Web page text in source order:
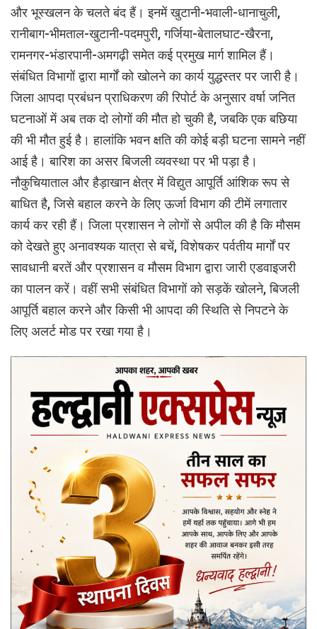
और भूस्खलन के चलते बंद हैं। इनमें खुटानी-भवाली-धानाचुली,
रानीबाग-भीमताल-खुटानी-पदमपुरी, गर्जिया-बेतालघाट-खैरना,
रामनगर-भंडारपानी-अमगढ़ी समेत कई प्रमुख मार्ग शामिल हैं।
संबंधित विभागों द्वारा मार्गों को खोलने का कार्य युद्धस्तर पर जारी है।
जिला आपदा प्रबंधन प्राधिकरण की रिपोर्ट के अनुसार वर्षा जनित
घटनाओं में अब तक दो लोगों की मौत हो चुकी है, जबकि एक बछिया
की भी मौत हुई है। हालांकि भवन क्षति की कोई बड़ी घटना सामने नहीं
आई है। बारिश का असर बिजली व्यवस्था पर भी पड़ा है।
नौकुचियाताल और हैड़ाखान क्षेत्र में विद्युत आपूर्ति आंशिक रूप से
बाधित है, जिसे बहाल करने के लिए ऊर्जा विभाग की टीमें लगातार
कार्य कर रही हैं। जिला प्रशासन ने लोगों से अपील की है कि मौसम
को देखते हुए अनावश्यक यात्रा से बचें, विशेषकर पर्वतीय मार्गों पर
सावधानी बरतें और प्रशासन व मौसम विभाग द्वारा जारी एडवाइजरी
का पालन करें। वहीं सभी संबंधित विभागों को सड़कें खोलने, बिजली
आपूर्ति बहाल करने और किसी भी आपदा की स्थिति से निपटने के
लिए अलर्ट मोड पर रखा गया है।